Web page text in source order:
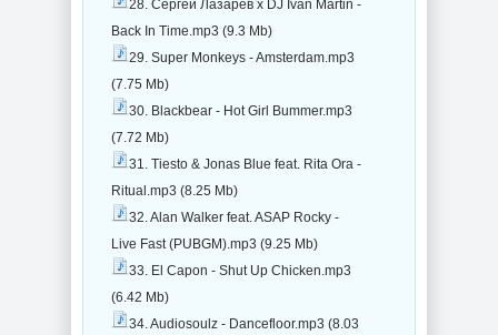
28. Сергей Лазарев x DJ Ivan Martin -
Back In Time.mp3 (9.3 Mb)
29. Super Monkeys - Amsterdam.mp3
(7.75 Mb)
30. Blackbear - Hot Girl Bummer.mp3
(7.72 Mb)
31. Tiesto & Jonas Blue feat. Rita Ora -
Ritual.mp3 (8.25 Mb)
32. Alan Walker feat. ASAP Rocky -
Live Fast (PUBGM).mp3 (9.25 Mb)
33. El Capon - Shut Up Chicken.mp3
(6.42 Mb)
34. Audiosoulz - Dancefloor.mp3 (8.03